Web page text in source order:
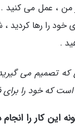
من ، عمل می کنید
را رها کردید ،
.
که تصمیم می
که خود را برای
این کار را انجام